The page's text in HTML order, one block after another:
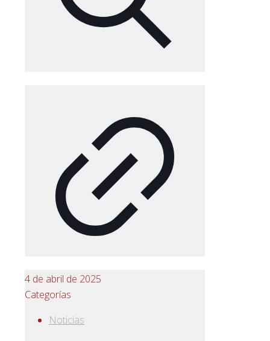
4 de abril de 2025
Categorías
Noticias